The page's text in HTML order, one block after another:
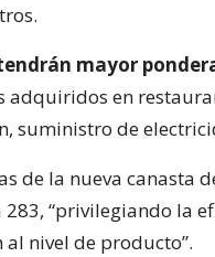
mayor
en
suministro de
de la nueva canasta
“privilegiando la
nivel de producto”.